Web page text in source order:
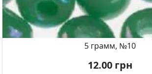
5 грамм, №10
12.00грн